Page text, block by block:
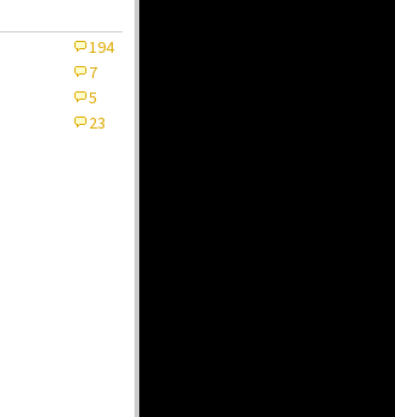
194
7
5
23